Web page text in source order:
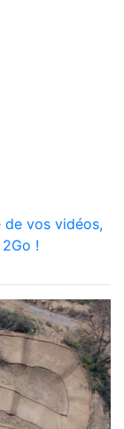
de vos vidéos,
!